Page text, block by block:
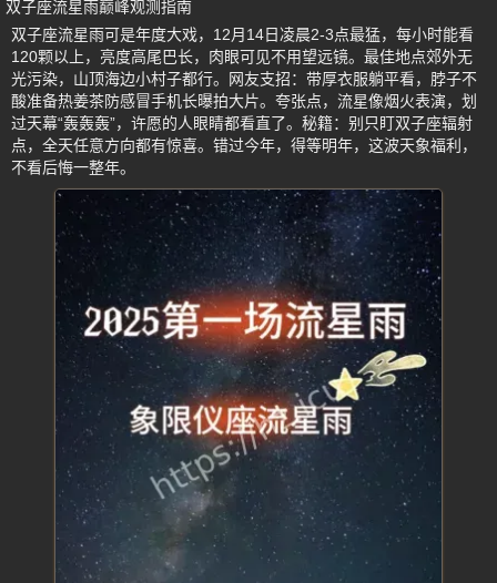
双子座流星雨巅峰观测指南
双子座流星雨可是年度大戏，12月14日凌晨2-3点最猛，每小时能看
120颗以上，亮度高尾巴长，肉眼可见不用望远镜。最佳地点郊外无
光污染，山顶海边小村子都行。网友支招：带厚衣服躺平看，脖子不
酸准备热姜茶防感冒手机长曝拍大片。夸张点，流星像烟火表演，划
过天幕“轰轰轰”，许愿的人眼睛都看直了。秘籍：别只盯双子座辐射
点，全天任意方向都有惊喜。错过今年，得等明年，这波天象福利，
不看后悔一整年。